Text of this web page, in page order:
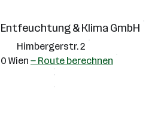
& Klima GmbH
Himbergerstr. 2
Wien — Route berechnen